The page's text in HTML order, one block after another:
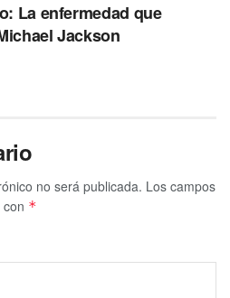
La enfermedad que
Jackson
no será publicada. Los campos
*